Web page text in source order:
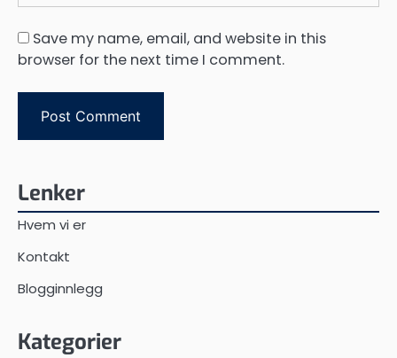
Save my name, email, and website in this
browser for the next time I comment.
Lenker
Hvem vi er
Kontakt
Blogginnlegg
Kategorier